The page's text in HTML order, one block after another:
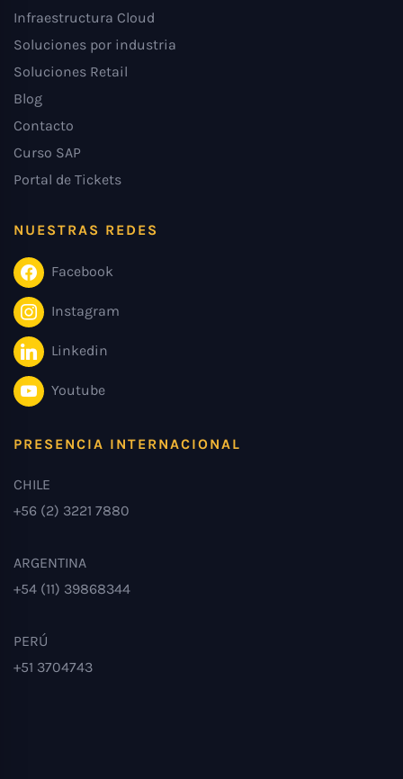
Infraestructura Cloud
Soluciones por industria
Soluciones Retail
Blog
Contacto
Curso SAP
Portal de Tickets
NUESTRAS REDES
Facebook
Instagram
Linkedin
Youtube
PRESENCIA INTERNACIONAL
CHILE
+56 (2) 3221 7880
ARGENTINA
+54 (11) 39868344
PERÚ
+51 3704743